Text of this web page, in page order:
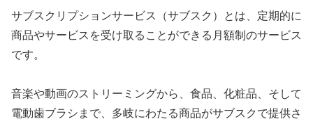
サブスクリプションサービス（サブスク）とは、定期的に
商品やサービスを受け取ることができる月額制のサービス
です。
音楽や動画のストリーミングから、食品、化粧品、そして
電動歯ブラシまで、多岐にわたる商品がサブスクで提供さ